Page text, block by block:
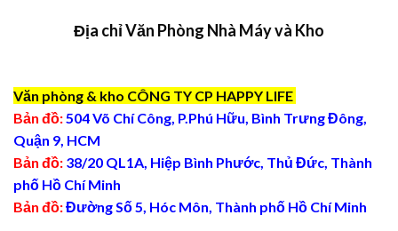
Địa chỉ Văn Phòng Nhà Máy và Kho
Văn phòng & kho CÔNG TY CP HAPPY LIFE
Bản đồ:504 Võ Chí Công, P.Phú Hữu, Bình Trưng Đông,
Quận 9, HCM
Bản đồ: 38/20 QL1A, Hiệp Bình Phước, Thủ Đức, Thành
phố Hồ Chí Minh
Bản đồ:Đường Số 5, Hóc Môn, Thành phố Hồ Chí Minh